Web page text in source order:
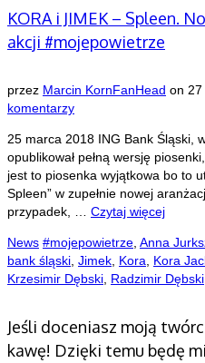
KORA i JIMEK – Spleen.
akcji #mojepowietrze
przez Marcin KornFanHead on
komentarzy
25 marca 2018 ING Bank Śląski,
opublikował pełną wersję
jest to piosenka wyjątkowa bo to
Spleen” w zupełnie nowej
przypadek, … Czytaj więcej
News #mojepowietrze Anna
bank śląski Jimek Kora Kora
Krzesimir Dębski Radzimir Dębski
Jeśli doceniasz moją
kawę! Dzięki temu będę